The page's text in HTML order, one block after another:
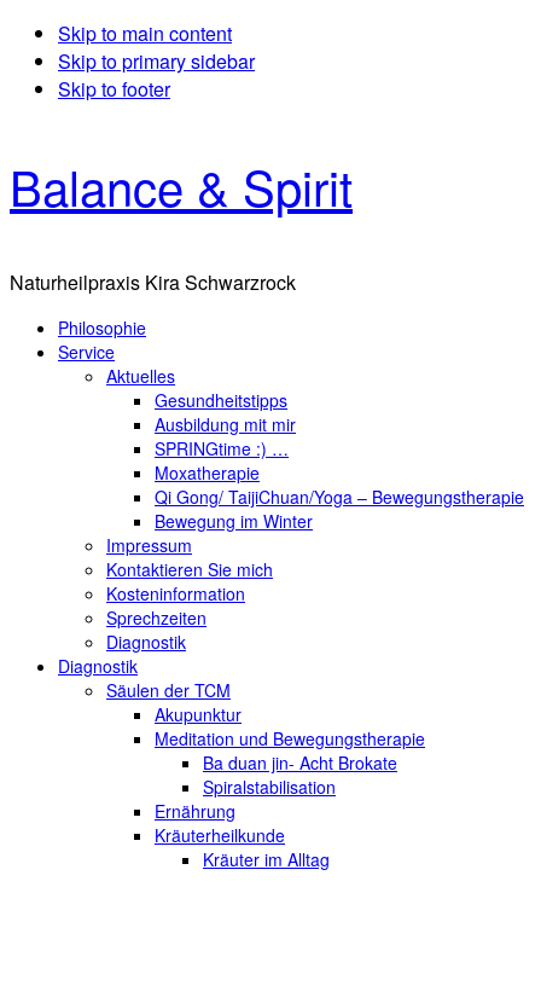
Skip to main content
Skip to primary sidebar
Skip to footer
Balance & Spirit
Naturheilpraxis Kira Schwarzrock
Philosophie
Service
Aktuelles
Gesundheitstipps
Ausbildung mit mir
SPRINGtime :) …
Moxatherapie
Qi Gong/ TaijiChuan/Yoga – Bewegungstherapie
Bewegung im Winter
Impressum
Kontaktieren Sie mich
Kosteninformation
Sprechzeiten
Diagnostik
Diagnostik
Säulen der TCM
Akupunktur
Meditation und Bewegungstherapie
Ba duan jin- Acht Brokate
Spiralstabilisation
Ernährung
Kräuterheilkunde
Kräuter im Alltag